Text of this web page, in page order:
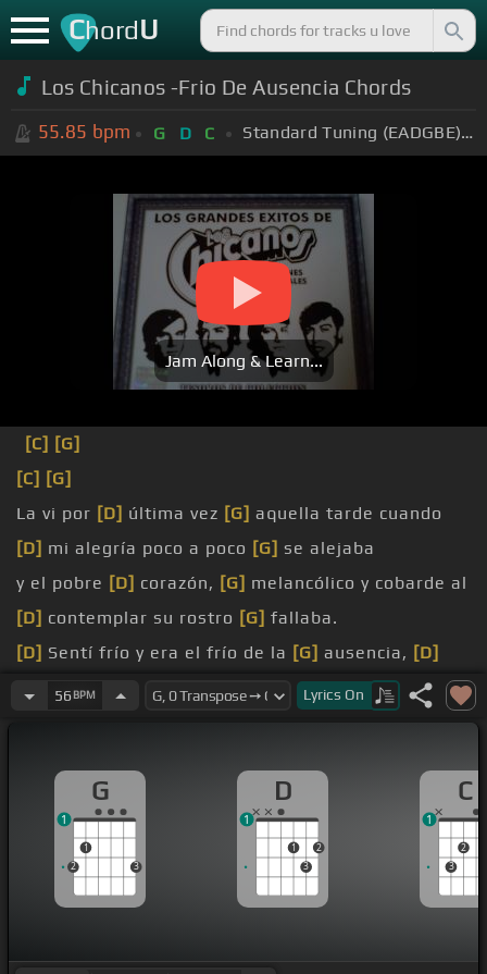
ChordU
Los Chicanos -Frio De Ausencia Chords
55.85 bpm G D C Standard Tuning (EADGBE)
Jam Along & Learn...
[C] [G]
[C] [G]
La vi por [D] última vez [G] aquella tarde cuando
[D] mi alegría poco a poco [G] se alejaba
y el pobre [D] corazón, [G] melancólico y cobarde al
[D] contemplar su rostro [G] fallaba.
[D] Sentí frío y era el frío de la [G] ausencia, [D]
sentí miedo,
[G]miedo del olvido
penetraba en mi cuerpo su presencia y[D]
[G] [D] [G]
56 BPM Lyrics On
G
2
1
3
1
D
1
3
2
1
C
3
2
1